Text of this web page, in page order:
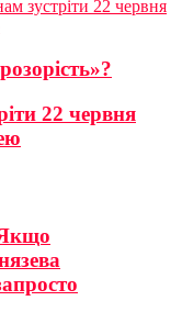
зустріти 22 червня
22 червня